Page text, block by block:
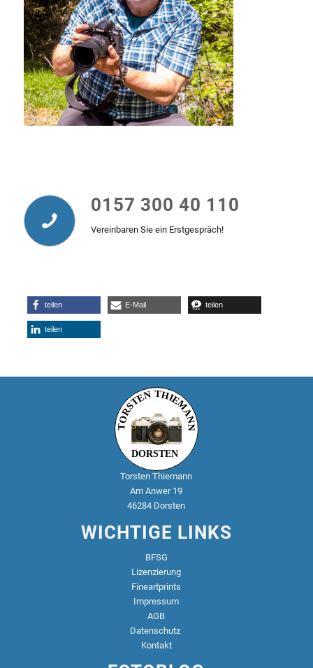
0157 300 40 110
Vereinbaren Sie ein Erstgespräch!
teilen E-Mail teilen
teilen
Torsten Thiemann
Am Anwer 19
46284 Dorsten
WICHTIGE LINKS
BFSG
Lizenzierung
Fineartprints
Impressum
AGB
Datenschutz
Kontakt